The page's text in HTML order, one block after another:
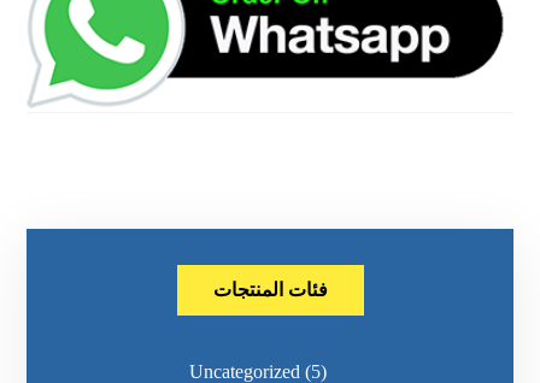
فئات المنتجات
Uncategorized (5)